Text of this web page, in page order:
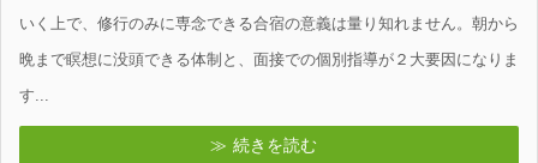
いく上で、修行のみに専念できる合宿の意義は量り知れません。朝から
晩まで瞑想に没頭できる体制と、面接での個別指導が２大要因になりま
す...
続きを読む